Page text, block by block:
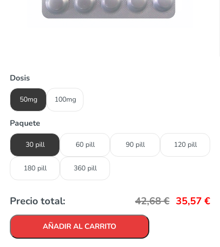
Dosis
50mg 100mg
Paquete
30 pill 60 pill 90 pill 120 pill
180 pill 360 pill
Precio total: 42,68€ 35,57 €
AÑADIR AL CARRITO